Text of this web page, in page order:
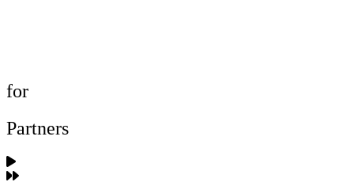
for
Partners